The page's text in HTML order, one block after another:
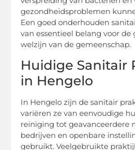
gezondheidsproblemen
Een goed onderhouden
van essentieel belang voor
welzijn van de gemeenschap.
Huidige Sanitair
in Hengelo
In Hengelo zijn de sanitair
variëren ze van eenvoudige
reiniging tot geavanceerdere
bedrijven en openbare
gebruikt. Veelgebruikte